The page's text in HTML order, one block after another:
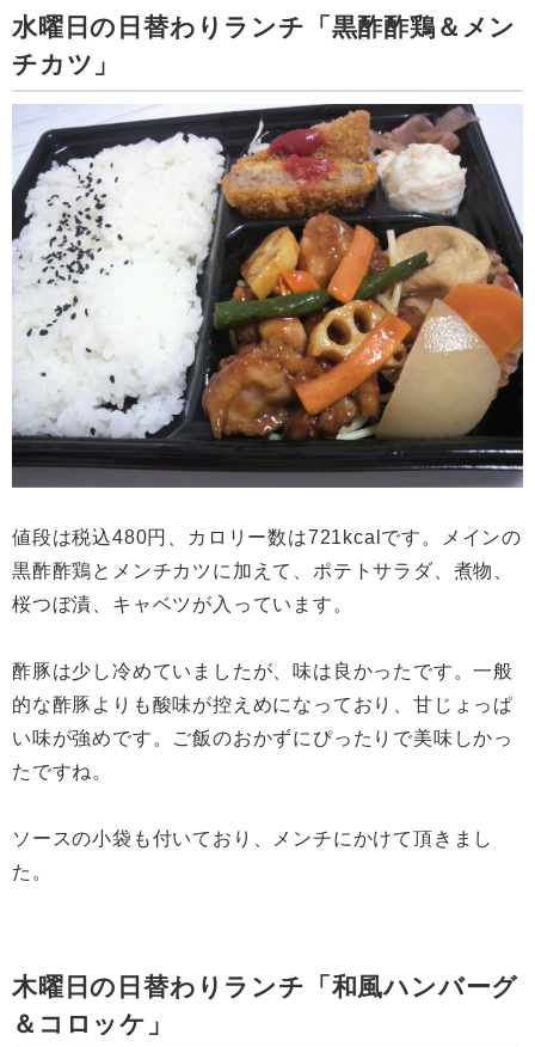
水曜日の日替わりランチ「黒酢酢鶏＆メン
チカツ」
値段は税込480円、カロリー数は721kcalです。メインの
黒酢酢鶏とメンチカツに加えて、ポテトサラダ、煮物、
桜つぼ漬、キャベツが入っています。
酢豚は少し冷めていましたが、味は良かったです。一般
的な酢豚よりも酸味が控えめになっており、甘じょっぱ
い味が強めです。ご飯のおかずにぴったりで美味しかっ
たですね。
ソースの小袋も付いており、メンチにかけて頂きまし
た。
木曜日の日替わりランチ「和風ハンバーグ
＆コロッケ」